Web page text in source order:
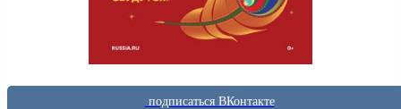
подписаться ВКонтакте